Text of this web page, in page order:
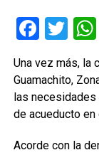
Una vez más, la
Guamachito,
las necesidades
de acueducto
Acorde con la